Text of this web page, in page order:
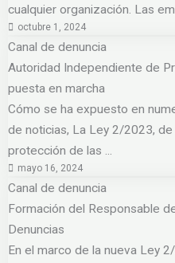
cualquier organización. Las
octubre 1, 2024
Canal de denuncia
Autoridad Independiente de
puesta en marcha
Cómo se ha expuesto en
de noticias, La Ley 2/2023,
protección de las ...
mayo 16, 2024
Canal de denuncia
Formación del Responsable
Denuncias
En el marco de la nueva Ley